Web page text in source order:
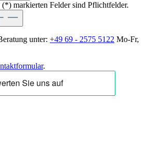
markierten Felder sind Pflichtfelder.
unter: +49 69 - 2575 5122 Mo-Fr,
.